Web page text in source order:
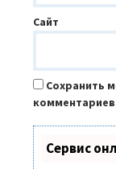
Сайт
Сохранить
Сервис